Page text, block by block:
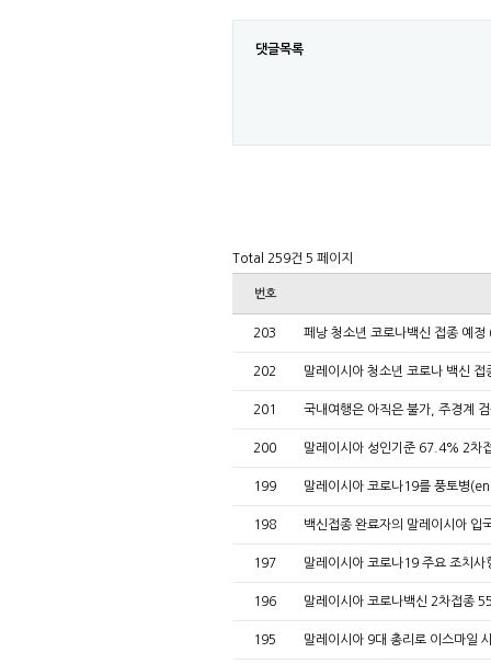
댓글목록
Total 259건 5 페이지
번호
203 페낭 청소년 코로나백신 접종 예
202 말레이시아 청소년 코로나 백신
201 국내여행은 아직은 불가, 주경계
200 말레이시아 성인기준 67.4% 2차
199 말레이시아 코로나19를 풍토병
198 백신접종 완료자의 말레이시아 입
197 말레이시아 코로나19 주요 조치
196 말레이시아 코로나백신 2차접종
195 말레이시아 9대 총리로 이스마일